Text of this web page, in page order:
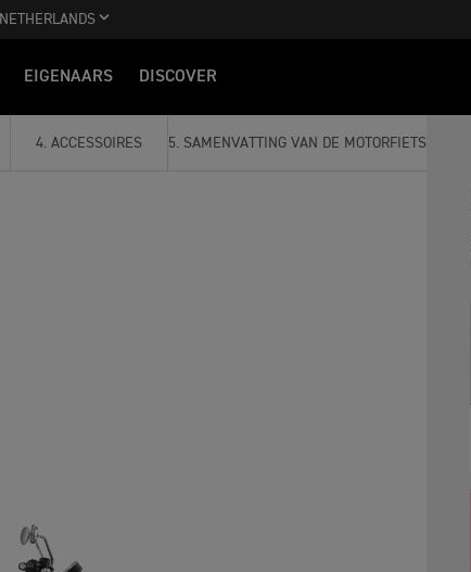
NETHERLANDS
EIGENAARS DISCOVER
4. ACCESSOIRES 5. SAMENVATTING VAN DE MOTORFIETS